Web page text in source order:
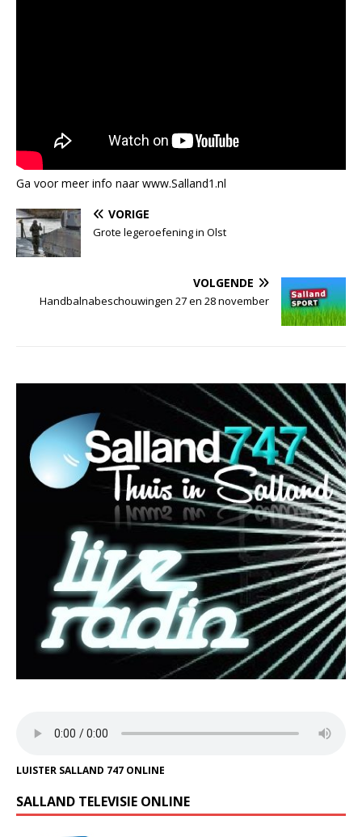
Ga voor meer info naar www.Salland1.nl
VORIGE
Grote legeroefening in Olst
VOLGENDE
Handbalnabeschouwingen 27 en 28 november
LUISTER SALLAND 747 ONLINE
SALLAND TELEVISIE ONLINE